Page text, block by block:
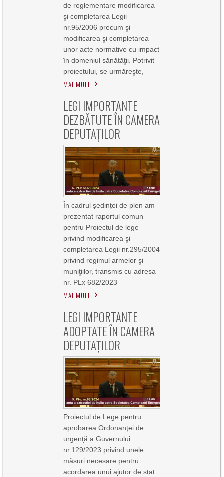
de reglementare modificarea
şi completarea Legii
nr.95/2006 precum şi
modificarea şi completarea
unor acte normative cu impact
în domeniul sănătăţii. Potrivit
proiectului, se urmăreşte,
MAI MULT
LEGI IMPORTANTE
DEZBĂTUTE ÎN CAMERA
DEPUTAȚILOR
În cadrul ședinței de plen am
prezentat raportul comun
pentru Proiectul de lege
privind modificarea şi
completarea Legii nr.295/2004
privind regimul armelor şi
muniţiilor, transmis cu adresa
nr. PLx 682/2023
MAI MULT
LEGI IMPORTANTE
ADOPTATE ÎN CAMERA
DEPUTAȚILOR
Proiectul de Lege pentru
aprobarea Ordonanţei de
urgenţă a Guvernului
nr.129/2023 privind unele
măsuri necesare pentru
acordarea unui ajutor de stat